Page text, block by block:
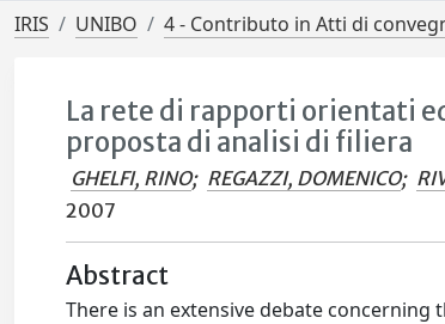
IRIS UNIBO 4 - Contributo in Atti di
La rete di rapporti orientati
proposta di analisi di filiera
GHELFI, RINO; REGAZZI, DOMENICO;
2007
Abstract
There is an extensive debate